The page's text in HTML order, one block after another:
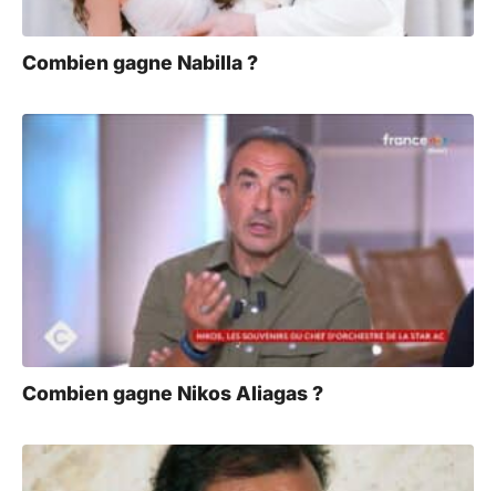
Combien gagne Nabilla ?
Combien gagne Nikos Aliagas ?